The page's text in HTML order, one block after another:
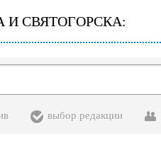
СВЯТОГОРСКА:
выбор редакции